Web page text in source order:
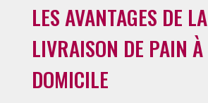
LES AVANTAGES DE LA
LIVRAISON DE PAIN À
DOMICILE